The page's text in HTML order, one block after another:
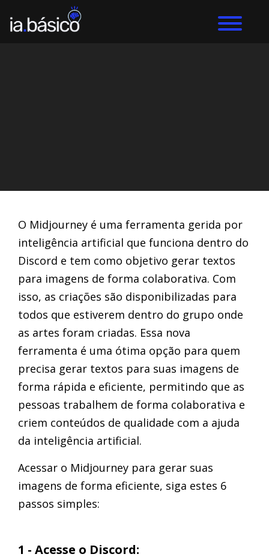
O Midjourney é uma ferramenta gerida por
inteligência artificial que funciona dentro do
Discord e tem como objetivo gerar textos
para imagens de forma colaborativa. Com
isso, as criações são disponibilizadas para
todos que estiverem dentro do grupo onde
as artes foram criadas. Essa nova
ferramenta é uma ótima opção para quem
precisa gerar textos para suas imagens de
forma rápida e eficiente, permitindo que as
pessoas trabalhem de forma colaborativa e
criem conteúdos de qualidade com a ajuda
da inteligência artificial.
Acessar o Midjourney para gerar suas
imagens de forma eficiente, siga estes 6
passos simples:
1 - Acesse o Discord: